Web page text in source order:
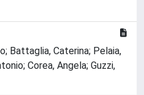
Battaglia, Caterina; Pelaia,
Corea, Angela; Guzzi,